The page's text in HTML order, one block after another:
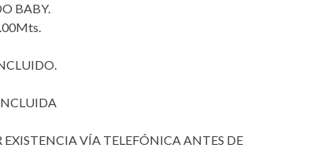
BABY.
EXISTENCIA VÍA TELEFÓNICA ANTES DE